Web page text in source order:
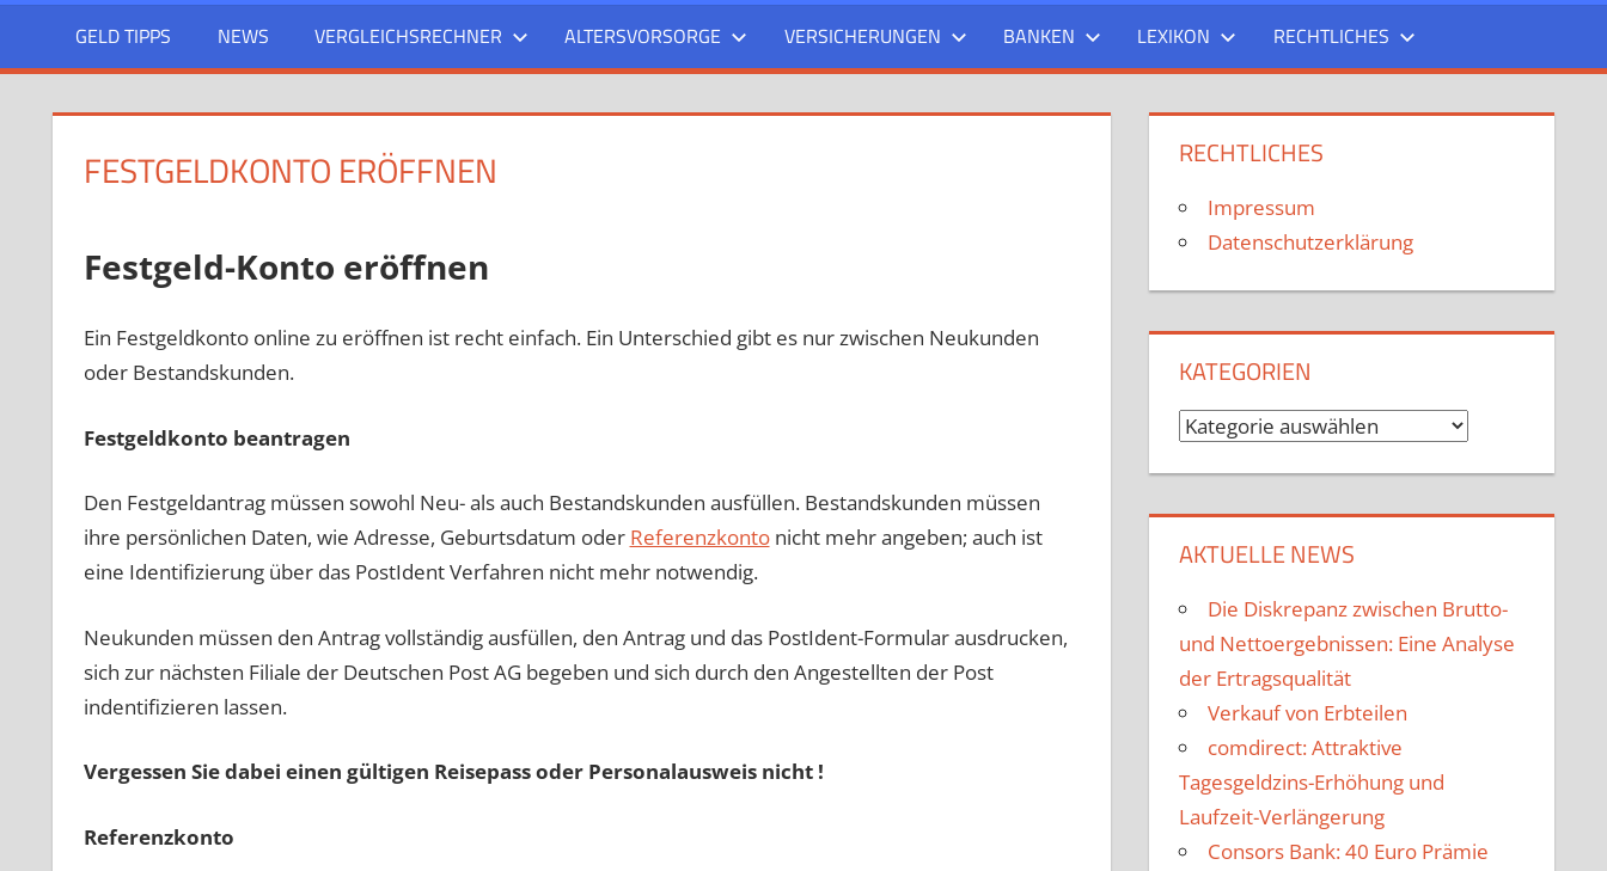
GELD TIPPS NEWS VERGLEICHSRECHNER ALTERSVORSORGE VERSICHERUNGEN BANKEN LEXIKON RECHTLICHES
FESTGELDKONTO ERÖFFNEN
Festgeld-Konto eröffnen
Ein Festgeldkonto online zu eröffnen ist recht einfach. Ein Unterschied gibt es nur zwischen Neukunden
oder Bestandskunden.
Festgeldkonto beantragen
Den Festgeldantrag müssen sowohl Neu- als auch Bestandskunden ausfüllen. Bestandskunden müssen
ihre persönlichen Daten, wie Adresse, Geburtsdatum oder Referenzkontonicht mehr angeben; auch ist
eine Identifizierung über das PostIdent Verfahren nicht mehr notwendig.
Neukunden müssen den Antrag vollständig ausfüllen, den Antrag und das PostIdent-Formular ausdrucken,
sich zur nächsten Filiale der Deutschen Post AG begeben und sich durch den Angestellten der Post
indentifizieren lassen.
Vergessen Sie dabei einen gültigen Reisepass oder Personalausweis nicht !
Referenzkonto
RECHTLICHES
Impressum
Datenschutzerklärung
KATEGORIEN
Kategorien
AKTUELLE NEWS
Die Diskrepanz zwischen Brutto-
und Nettoergebnissen: Eine Analyse
der Ertragsqualität
Verkauf von Erbteilen
comdirect: Attraktive
Tagesgeldzins-Erhöhung und
Laufzeit-Verlängerung
Consors Bank: 40 Euro Prämie